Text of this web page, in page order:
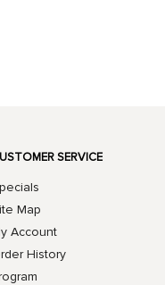
SERVICE
Map
Account
History